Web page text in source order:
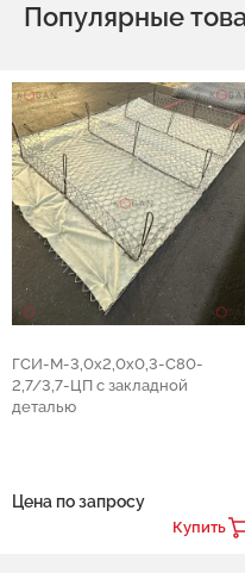
Популярные
ГСИ-М-3,0х2,0х0,3-С80-
2,7/3,7-ЦП с закладной
деталью
Цена по запросу
Купить